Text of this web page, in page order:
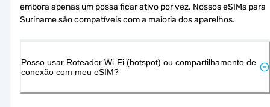
embora apenas um possa ficar ativo por vez. Nossos eSIMs para
Suriname são compatíveis com a maioria dos aparelhos.
Posso usar Roteador Wi-Fi (hotspot) ou compartilhamento de
conexão com meu eSIM?